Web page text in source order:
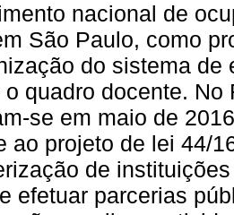
nacional de
São Paulo, como
do sistema
o quadro docente.
se em maio de
ao projeto de lei 44/
de
efetuar parcerias